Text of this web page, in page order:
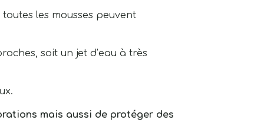
les mousses peuvent
soit un jet d’eau à très
mais aussi de protéger des